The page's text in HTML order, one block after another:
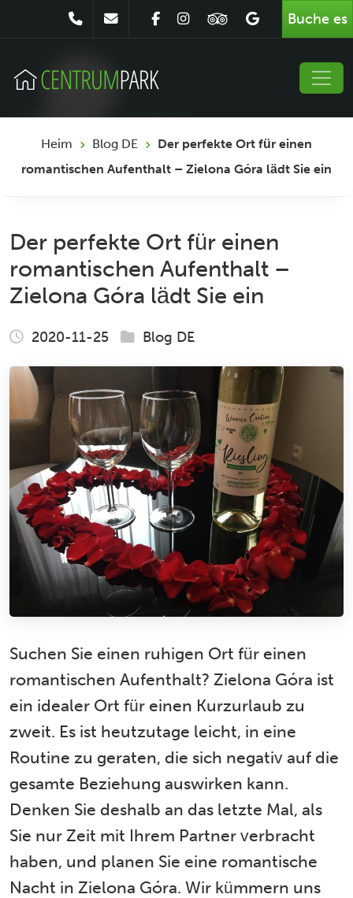
Buche es
Heim Blog DE
Der perfekte Ort für einen
romantischen Aufenthalt – Zielona Góra lädt Sie ein
Der perfekte Ort für einen
romantischen Aufenthalt –
Zielona Góra lädt Sie ein
2020-11-25 Blog DE
Suchen Sie einen ruhigen Ort für einen
romantischen Aufenthalt? Zielona Góra ist
ein idealer Ort für einen Kurzurlaub zu
zweit. Es ist heutzutage leicht, in eine
Routine zu geraten, die sich negativ auf die
gesamte Beziehung auswirken kann.
Denken Sie deshalb an das letzte Mal, als
Sie nur Zeit mit Ihrem Partner verbracht
haben, und planen Sie eine romantische
Nacht in Zielona Góra. Wir kümmern uns